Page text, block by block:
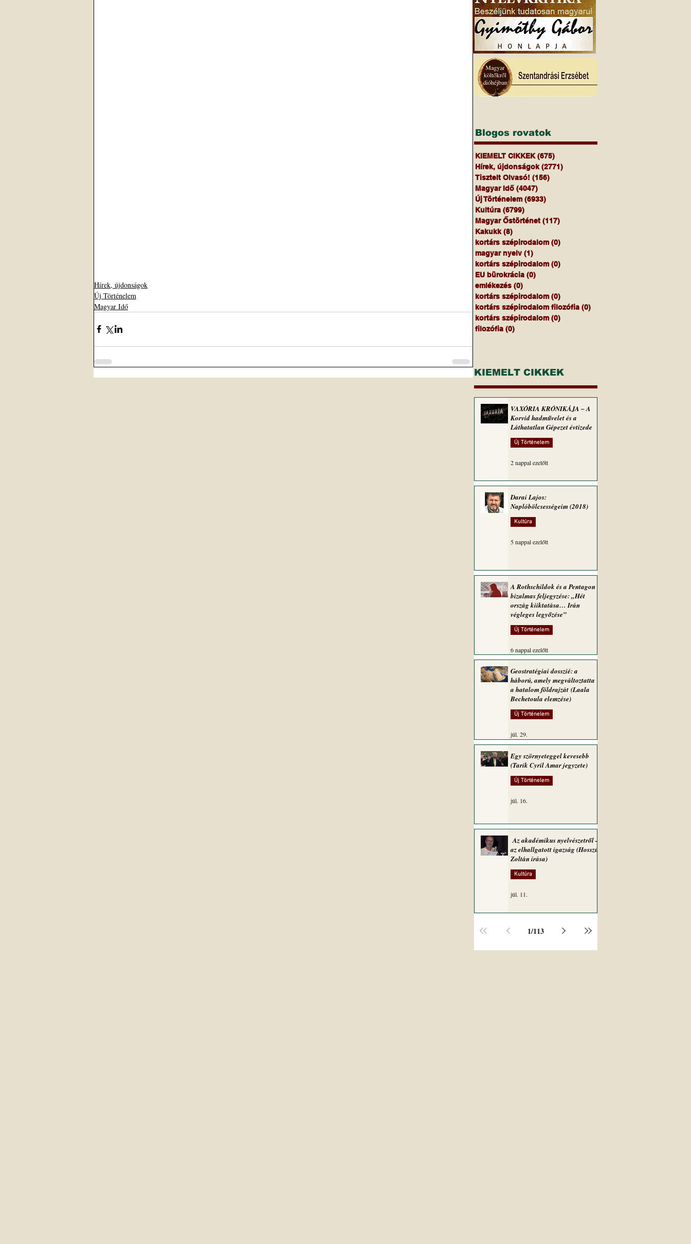
Hírek, újdonságok
Új Történelem
Magyar Idő
Blogos rovatok
KIEMELT CIKKEK (675)
Hírek, újdonságok (2771)
Tisztelt Olvasó! (156)
Magyar Idő (4047)
Új Történelem (6933)
Kultúra (6799)
Magyar Őstörténet (117)
Kakukk (8)
kortárs szépirodalom (0)
magyar nyelv (1)
kortárs szépirodalom (0)
EU bürokrácia (0)
emlékezés (0)
kortárs szépirodalom (0)
kortárs szépirodalom filozófia (0)
kortárs szépirodalom (0)
filozófia (0)
KIEMELT CIKKEK
VAXÓRIA KRÓNIKÁJA ‒ A
Korvid hadművelet és a
Láthatatlan Gépezet évtizede
Új Történelem
2 nappal ezelőtt
Darai Lajos:
Naplóbölcsességeim (2018)
Kultúra
5 nappal ezelőtt
A Rothschildok és a Pentagon
bizalmas feljegyzése: „Hét
ország kiiktatása… Irán
végleges legyőzése”
Új Történelem
6 nappal ezelőtt
Geostratégiai dosszié: a
háború, amely megváltoztatta
a hatalom földrajzát (Laala
Bechetoula elemzése)
Új Történelem
júl. 29.
Egy szörnyeteggel kevesebb
(Tarik Cyril Amar jegyzete)
Új Történelem
júl. 16.
Az akadémikus nyelvészetről –
az elhallgatott igazság (Hosszú
Zoltán írása)
Kultúra
júl. 11.
1/113